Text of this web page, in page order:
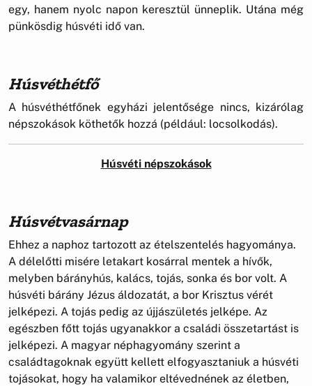
egy, hanem nyolc napon keresztül ünneplik. Utána még
pünkösdig húsvéti idő van.
Húsvéthétfő
A húsvéthétfőnek egyházi jelentősége nincs, kizárólag
népszokások köthetők hozzá (például: locsolkodás).
Húsvéti népszokások
Húsvétvasárnap
Ehhez a naphoz tartozott az ételszentelés hagyománya.
A délelőtti misére letakart kosárral mentek a hívők,
melyben bárányhús, kalács, tojás, sonka és bor volt. A
húsvéti bárány Jézus áldozatát, a bor Krisztus vérét
jelképezi. A tojás pedig az újjászületés jelképe. Az
egészben főtt tojás ugyanakkor a családi összetartást is
jelképezi. A magyar néphagyomány szerint a
családtagoknak együtt kellett elfogyasztaniuk a húsvéti
tojásokat, hogy ha valamikor eltévednének az életben,